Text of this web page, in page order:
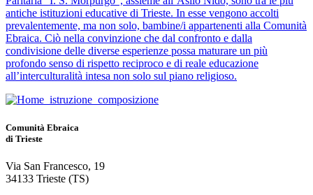
antiche istituzioni educative di Trieste. In esse vengono accolti
prevalentemente, ma non solo, bambine/i appartenenti alla Comunità
Ebraica. Ciò nella convinzione che dal confronto e dalla
condivisione delle diverse esperienze possa maturare un più
profondo senso di rispetto reciproco e di reale educazione
all’interculturalità intesa non solo sul piano religioso.
Comunità Ebraica
di Trieste
Via San Francesco, 19
34133 Trieste (TS)